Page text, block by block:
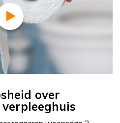
over
verpleeghuis